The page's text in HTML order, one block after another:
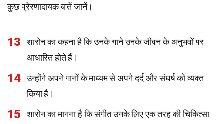
कुछ प्रेरणादायक बातें जानें।
13
शारोन का कहना है कि उनके गाने उनके जीवन के अनुभवों पर
आधारित होते हैं।
14
उन्होंने अपने गानों के माध्यम से अपने दर्द और संघर्ष को व्यक्त
किया है।
15
शारोन का मानना है कि संगीत उनके लिए एक तरह की चिकित्सा